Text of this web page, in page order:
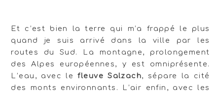
Et c’est bien la terre qui m’a frappé le plus
quand je suis arrivé dans la ville par les
routes du Sud. La montagne, prolongement
des Alpes européennes, y est omniprésente.
L’eau, avec lefleuve Salzach, sépare la cité
des monts environnants. L’air enfin, avec les